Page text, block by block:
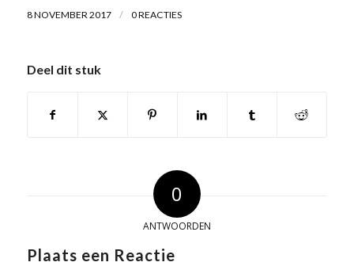
8 NOVEMBER 2017 / 0 REACTIES
Deel dit stuk
0
ANTWOORDEN
Plaats een Reactie